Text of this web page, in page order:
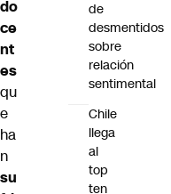
do
ce
nt
es
qu
e
ha
n
su
de
desmentidos
sobre
relación
sentimental
Chile
llega
al
top
ten